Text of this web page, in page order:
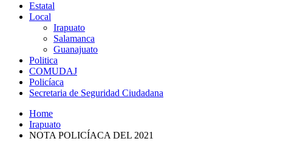
Estatal
Local
Irapuato
Salamanca
Guanajuato
Politica
COMUDAJ
Policíaca
Secretaria de Seguridad Ciudadana
Home
Irapuato
NOTA POLICÍACA DEL 2021